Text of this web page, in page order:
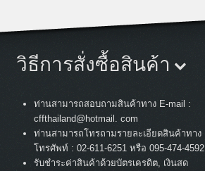
วิธีการสั่งซื้อสินค้า
ท่านสามารถสอบถามสินค้าทาง E-mail :
cffthailand@hotmail. com
ท่านสามารถโทรถามรายละเอียดสินค้าทาง
โทรศัพท์ : 02-611-6251 หรือ 095-474-4592
รับชำระค่าสินค้าด้วยบัตรเครดิต, เงินสด